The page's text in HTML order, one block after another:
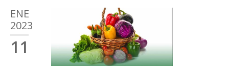
ENE
2023
11